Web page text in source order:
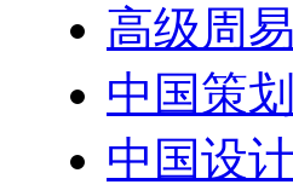
高级周
中国策
中国设